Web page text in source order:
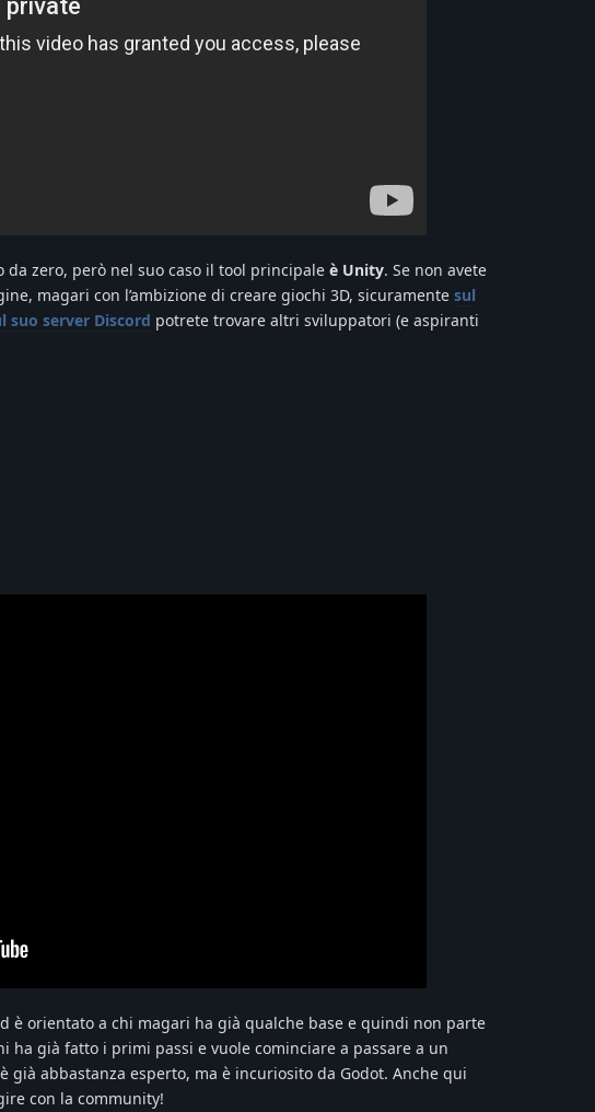
zero, però nel suo caso il tool principale è Unity. Se non avete
magari con l’ambizione di creare giochi 3D, sicuramente sul
suo server Discord potrete trovare altri sviluppatori (e aspiranti
è orientato a chi magari ha già qualche base e quindi non parte
ha già fatto i primi passi e vuole cominciare a passare a un
già abbastanza esperto, ma è incuriosito da Godot. Anche qui
con la community!